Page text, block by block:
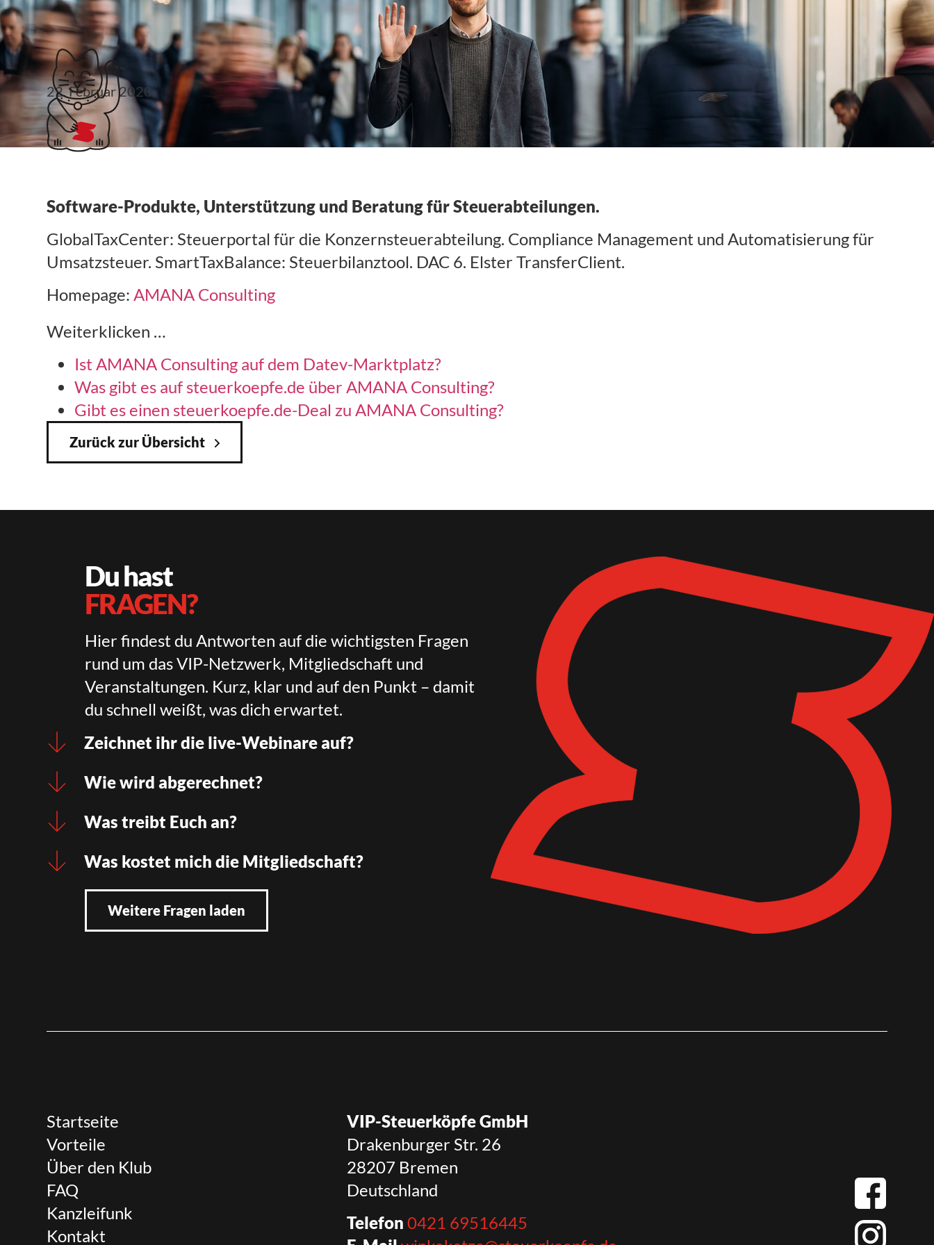
AMANA Consulting
22. Februar 2020
Software-Produkte, Unterstützung und Beratung für Steuerabteilungen.
GlobalTaxCenter: Steuerportal für die Konzernsteuerabteilung. Compliance Management und Automatisierung für
Umsatzsteuer. SmartTaxBalance: Steuerbilanztool. DAC 6. Elster TransferClient.
Homepage:AMANA Consulting
Weiterklicken …
Ist AMANA Consulting auf dem Datev-Marktplatz?
Was gibt es auf steuerkoepfe.de über AMANA Consulting?
Gibt es einen steuerkoepfe.de-Deal zu AMANA Consulting?
Zurück zur Übersicht
Du hast
FRAGEN?
Hier findest du Antworten auf die wichtigsten Fragen
rund um das VIP-Netzwerk, Mitgliedschaft und
Veranstaltungen. Kurz, klar und auf den Punkt – damit
du schnell weißt, was dich erwartet.
Zeichnet ihr die live-Webinare auf?
Wie wird abgerechnet?
Was treibt Euch an?
Was kostet mich die Mitgliedschaft?
Weitere Fragen laden
Startseite
Vorteile
Über den Klub
FAQ
Kanzleifunk
Kontakt
VIP-Steuerköpfe GmbH
Drakenburger Str. 26
28207 Bremen
Deutschland
Telefon 0421 69516445